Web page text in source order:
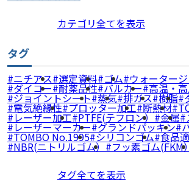
カテゴリ全てを表示
タグ
ニチアス 選定資料 ゴム ウォーター
ダイコー 耐薬品性 バルカー 高温・
ジョイントシート 蒸気 排ガス 樹脂
電気絶縁性 プロッター加工 断熱材
レーザー加工 PTFE(テフロン） 金属
レーザーマーカー グランドパッキン
TOMBO No.1995 シリコンゴム 食品
NBR(ニトリルゴム） フッ素ゴム(FKM
タグ全てを表示